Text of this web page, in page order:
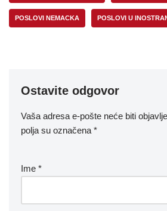
POSLOVI NEMACKA POSLOVI U
Ostavite odgovor
Vaša adresa e-pošte neće biti
polja su označena *
Ime *